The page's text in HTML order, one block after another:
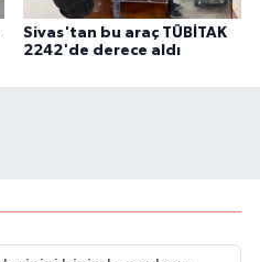
Sivas'tan bu araç TÜBİTAK
2242'de derece aldı